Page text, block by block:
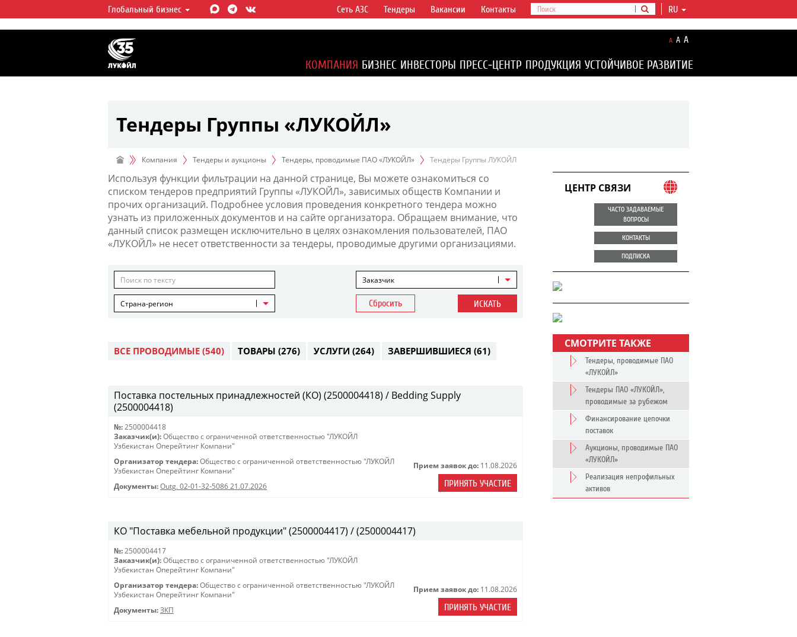
ЛУКОЙЛ СЕГОДНЯ
ЛУКОЙЛ — одна из крупнейших вертикально
интегрированных нефтегазовых компаний в
мире, на долю которой приходится более 2%
мировой добычи нефти и около 1% доказанных
Глобальный бизнес RU
Сеть АЗС Тендеры Вакансии Контакты
A A A
КОМПАНИЯ БИЗНЕС ИНВЕСТОРЫ ПРЕСС-ЦЕНТР ПРОДУКЦИЯ УСТОЙЧИВОЕ РАЗВИТИЕ
Тендеры Группы «ЛУКОЙЛ»
Компания Тендеры и аукционы Тендеры, проводимые ПАО «ЛУКОЙЛ» Тендеры Группы ЛУКОЙЛ
Используя функции фильтрации на данной странице, Вы можете ознакомиться со
списком тендеров предприятий Группы «ЛУКОЙЛ», зависимых обществ Компании и
прочих организаций. Подробнее условия проведения конкретного тендера можно
узнать из приложенных документов и на сайте организатора. Обращаем внимание, что
данный список размещен исключительно в целях ознакомления пользователей, ПАО
«ЛУКОЙЛ» не несет ответственности за тендеры, проводимые другими организациями.
Заказчик
Страна-регион Сбросить ИСКАТЬ
ВСЕ ПРОВОДИМЫЕ (540) ТОВАРЫ (276) УСЛУГИ (264) ЗАВЕРШИВШИЕСЯ (61)
Поставка постельных принадлежностей (КО) (2500004418) / Bedding Supply
(2500004418)
№: 2500004418
Заказчик(и): Общество с ограниченной ответственностью "ЛУКОЙЛ
Узбекистан Оперейтинг Компани"
Организатор тендера: Общество с ограниченной ответственностью "ЛУКОЙЛ
Узбекистан Оперейтинг Компани"
Документы: Outg. 02-01-32-5086 21.07.2026
Прием заявок до: 11.08.2026
ПРИНЯТЬ УЧАСТИЕ
КО "Поставка мебельной продукции" (2500004417) / (2500004417)
№: 2500004417
Заказчик(и): Общество с ограниченной ответственностью "ЛУКОЙЛ
Узбекистан Оперейтинг Компани"
Организатор тендера: Общество с ограниченной ответственностью "ЛУКОЙЛ
Узбекистан Оперейтинг Компани"
Документы: ЗКП
Прием заявок до: 11.08.2026
ПРИНЯТЬ УЧАСТИЕ
ЦЕНТР СВЯЗИ
ЧАСТО ЗАДАВАЕМЫЕ
ВОПРОСЫ
КОНТАКТЫ
ПОДПИСКА
СМОТРИТЕ ТАКЖЕ
Тендеры, проводимые ПАО
«ЛУКОЙЛ»
Тендеры ПАО «ЛУКОЙЛ»,
проводимые за рубежом
Финансирование цепочки
поставок
Аукционы, проводимые ПАО
«ЛУКОЙЛ»
Реализация непрофильных
активов